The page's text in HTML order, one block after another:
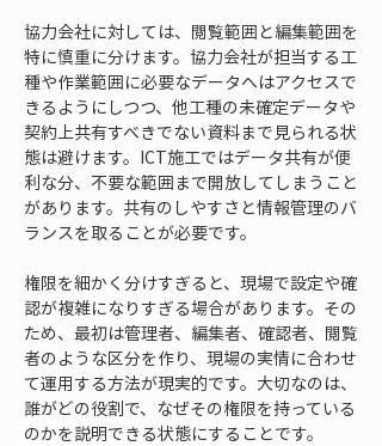
協力会社に対しては、閲覧範囲と編集範囲を
特に慎重に分けます。協力会社が担当する工
種や作業範囲に必要なデータへはアクセスで
きるようにしつつ、他工種の未確定データや
契約上共有すべきでない資料まで見られる状
態は避けます。ICT施工ではデータ共有が便
利な分、不要な範囲まで開放してしまうこと
があります。共有のしやすさと情報管理のバ
ランスを取ることが必要です。
権限を細かく分けすぎると、現場で設定や確
認が複雑になりすぎる場合があります。その
ため、最初は管理者、編集者、確認者、閲覧
者のような区分を作り、現場の実情に合わせ
て運用する方法が現実的です。大切なのは、
誰がどの役割で、なぜその権限を持っている
のかを説明できる状態にすることです。